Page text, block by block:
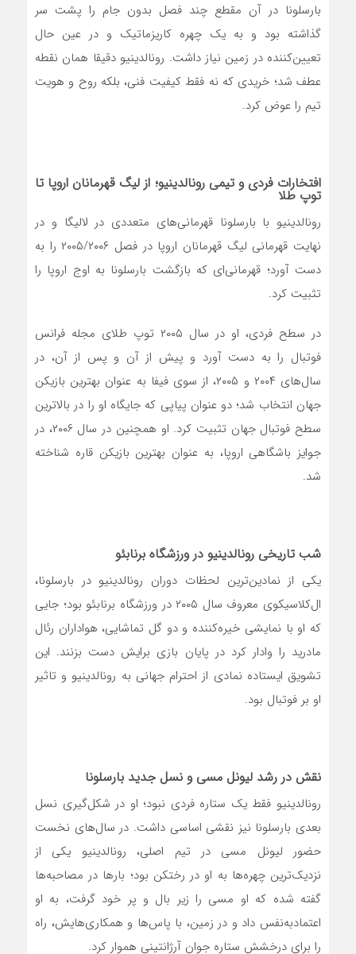
بارسلونا در آن مقطع چند فصل بدون جام را پشت سر
گذاشته بود و به یک چهره کاریزماتیک و در عین حال
تعیین‌کننده در زمین نیاز داشت. رونالدینیو دقیقا همان نقطه
عطف شد؛ خریدی که نه فقط کیفیت فنی، بلکه روح و هویت
تیم را عوض کرد.
افتخارات فردی و تیمی رونالدینیو؛ از لیگ قهرمانان اروپا تا
توپ طلا
رونالدینیو با بارسلونا قهرمانی‌های متعددی در لالیگا و در
نهایت قهرمانی لیگ قهرمانان اروپا در فصل ۲۰۰۵/۲۰۰۶ را به
دست آورد؛ قهرمانی‌ای که بازگشت بارسلونا به اوج اروپا را
تثبیت کرد.
در سطح فردی، او در سال ۲۰۰۵ توپ طلای مجله فرانس
فوتبال را به دست آورد و پیش از آن و پس از آن، در
سال‌های ۲۰۰۴ و ۲۰۰۵، از سوی فیفا به عنوان بهترین بازیکن
جهان انتخاب شد؛ دو عنوان پیاپی که جایگاه او را در بالاترین
سطح فوتبال جهان تثبیت کرد. او همچنین در سال ۲۰۰۶، در
جوایز باشگاهی اروپا، به عنوان بهترین بازیکن قاره شناخته
شد.
شب تاریخی رونالدینیو در ورزشگاه برنابئو
یکی از نمادین‌ترین لحظات دوران رونالدینیو در بارسلونا،
ال‌کلاسیکوی معروف سال ۲۰۰۵ در ورزشگاه برنابئو بود؛ جایی
که او با نمایشی خیره‌کننده و دو گل تماشایی، هواداران رئال
مادرید را وادار کرد در پایان بازی برایش دست بزنند. این
تشویق ایستاده نمادی از احترام جهانی به رونالدینیو و تاثیر
او بر فوتبال بود.
نقش در رشد لیونل مسی و نسل جدید بارسلونا
رونالدینیو فقط یک ستاره فردی نبود؛ او در شکل‌گیری نسل
بعدی بارسلونا نیز نقشی اساسی داشت. در سال‌های نخست
حضور لیونل مسی در تیم اصلی، رونالدینیو یکی از
نزدیک‌ترین چهره‌ها به او در رختکن بود؛ بارها در مصاحبه‌ها
گفته شده که او مسی را زیر بال و پر خود گرفت، به او
اعتمادبه‌نفس داد و در زمین، با پاس‌ها و همکاری‌هایش، راه
را برای درخشش ستاره جوان آرژانتینی هموار کرد.